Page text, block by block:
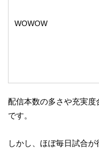
WOWOW
配信本数の多さや充実度
です。
しかし、ほぼ毎日試合